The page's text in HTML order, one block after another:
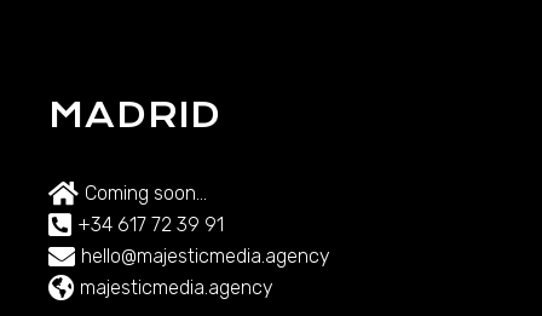
MADRID
Coming soon...
+34 617 72 39 91
hello@majesticmedia.agency
majesticmedia.agency